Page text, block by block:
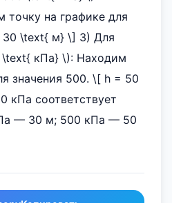
точку на графике для
30 \text{ м} \] 3) Для
кПа} \): Находим
значения 500. \[ h = 50
кПа соответствует
— 30 м; 500 кПа — 50